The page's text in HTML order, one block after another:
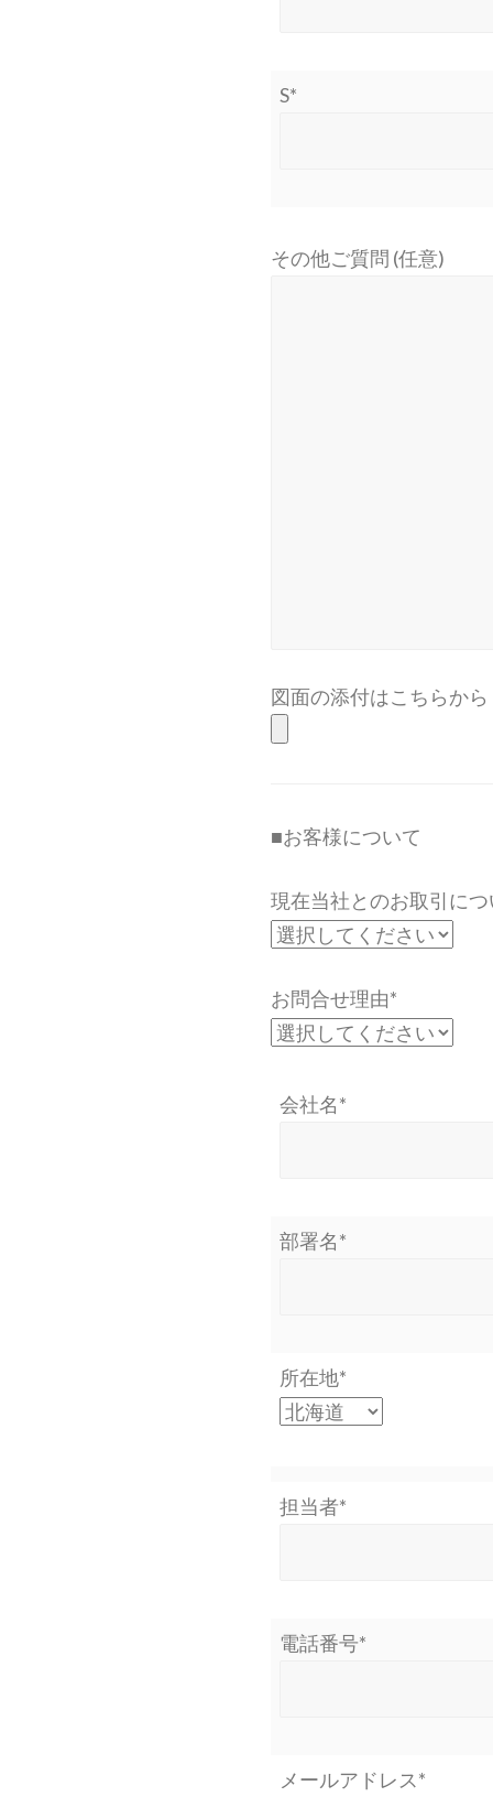
S*
その他ご質問 (任意)
図面の添付はこちらから
■お客様について
現在当社とのお取引に
お問合せ理由*
会社名*
部署名*
所在地*
担当者*
電話番号*
メールアドレス*